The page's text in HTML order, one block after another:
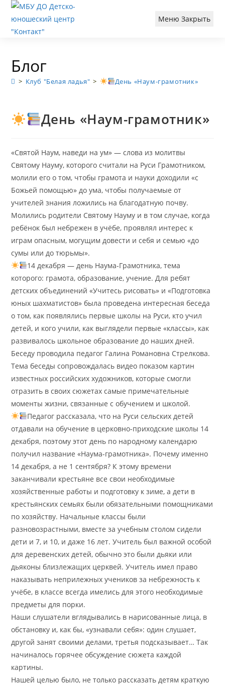
Перейти
содержимому
Меню Закрыть
Блог
> Клуб "Белая ладья" > День «Наум-грамотник»
День «Наум-грамотник»
«Святой Наум, наведи на ум» — слова из молитвы
Святому Науму, которого считали на Руси Грамотником,
молили его о том, чтобы грамота и науки доходили «с
Божьей помощью» до ума, чтобы получаемые от
учителей знания ложились на благодатную почву.
Молились родители Святому Науму и в том случае, когда
ребёнок был небрежен в учёбе, проявлял интерес к
играм опасным, могущим довести и себя и семью «до
сумы или до тюрьмы».
14 декабря — день Наума-Грамотника, тема
которого: грамота, образование, учение. Для ребят
детских объединений «Учитесь рисовать» и «Подготовка
юных шахматистов» была проведена интересная беседа
о том, как появлялись первые школы на Руси, кто учил
детей, и кого учили, как выглядели первые «классы», как
развивалось школьное образование до наших дней.
Беседу проводила педагог Галина Романовна Стрелкова.
Тема беседы сопровождалась видео показом картин
известных российских художников, которые смогли
отразить в своих сюжетах самые примечательные
моменты жизни, связанные с обучением и школой.
Педагог рассказала, что на Руси сельских детей
отдавали на обучение в церковно-приходские школы 14
декабря, поэтому этот день по народному календарю
получил название «Наума-грамотника». Почему именно
14 декабря, а не 1 сентября? К этому времени
заканчивали крестьяне все свои необходимые
хозяйственные работы и подготовку к зиме, а дети в
крестьянских семьях были обязательными помощниками
по хозяйству. Начальные классы были
разновозрастными, вместе за учебным столом сидели
дети и 7, и 10, и даже 16 лет. Учитель был важной особой
для деревенских детей, обычно это были дьяки или
дьяконы близлежащих церквей. Учитель имел право
наказывать неприлежных учеников за небрежность к
учёбе, в классе всегда имелись для этого необходимые
предметы для порки.
Наши слушатели вглядывались в нарисованные лица, в
обстановку и, как бы, «узнавали себя»: один слушает,
другой занят своими делами, третья подсказывает… Так
начиналось горячее обсуждение сюжета каждой
картины.
Нашей целью было, не только рассказать детям краткую